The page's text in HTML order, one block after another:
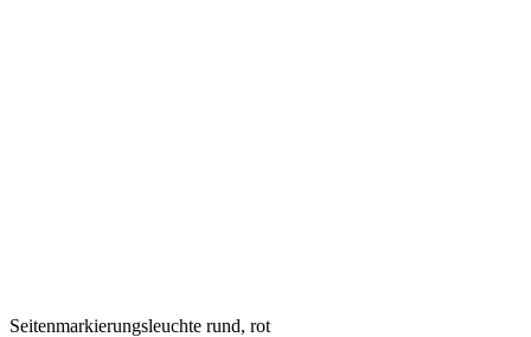
Seitenmarkierungsleuchte rund, rot